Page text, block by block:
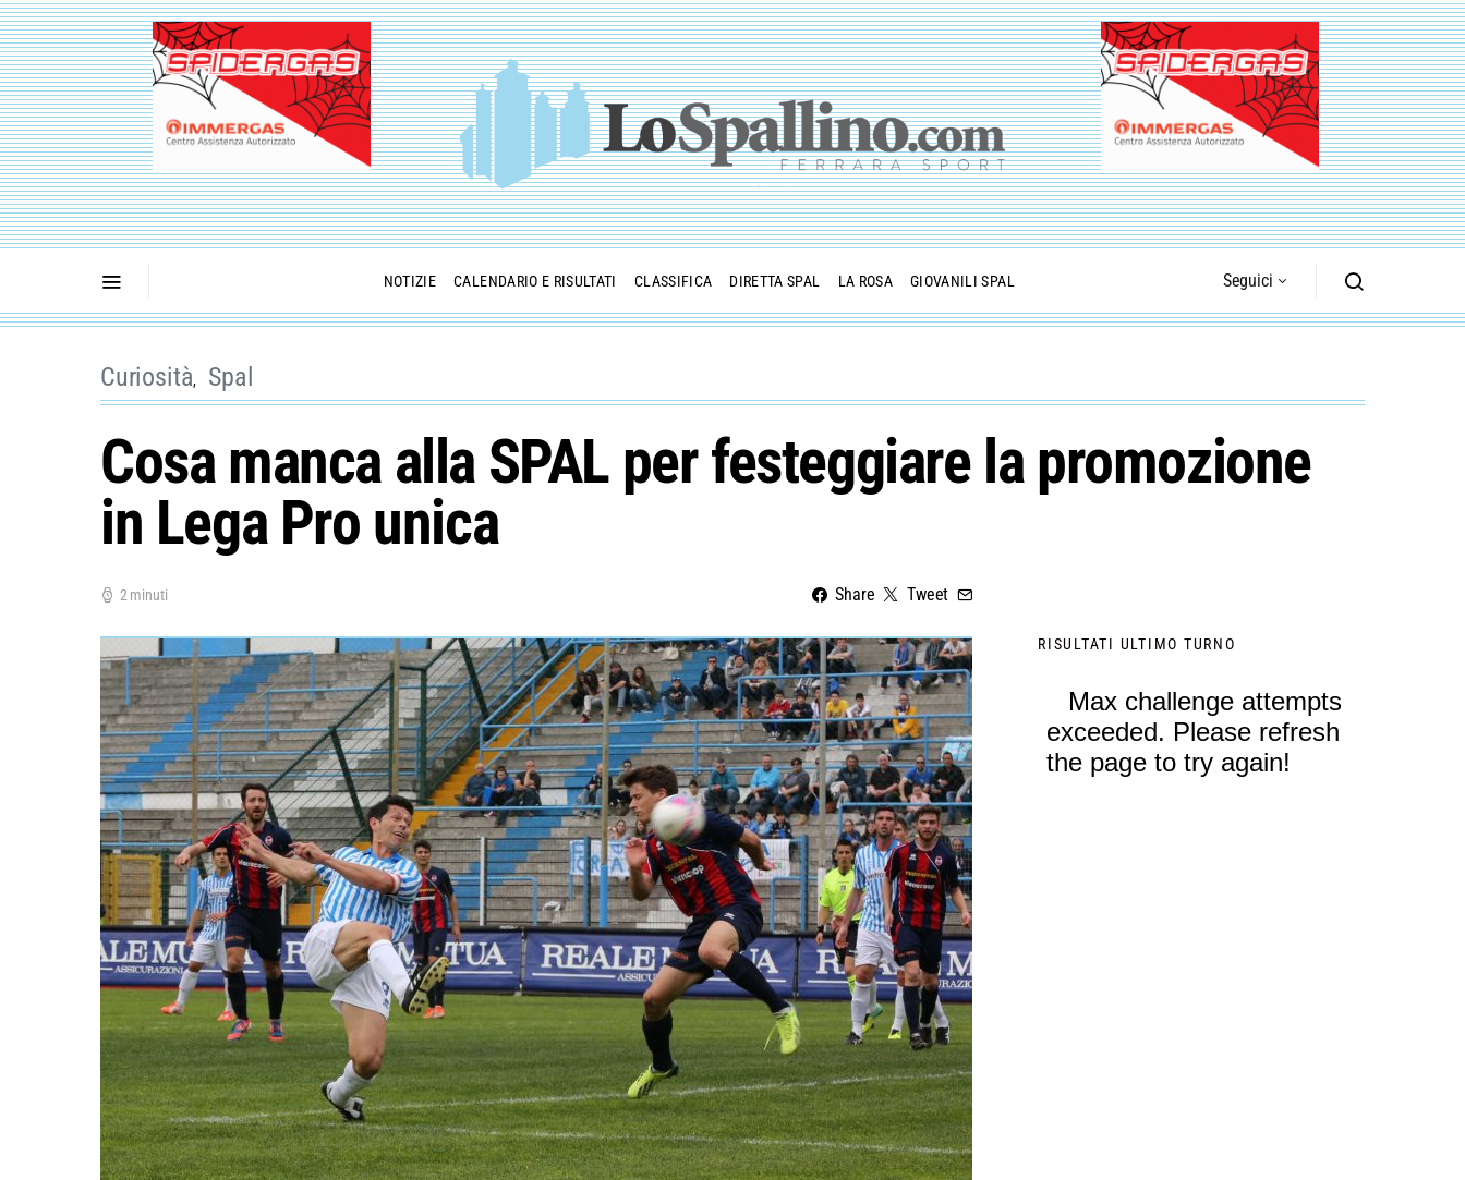
NOTIZIE CALENDARIO E RISULTATI CLASSIFICA DIRETTA SPAL LA ROSA GIOVANILI SPAL Seguici
Curiosità Spal
Cosa manca alla SPAL per festeggiare la promozione
in Lega Pro unica
2 minuti Share Tweet
RISULTATI ULTIMO TURNO